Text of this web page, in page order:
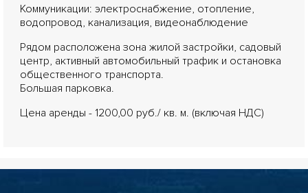
Коммуникации: электроснабжение, отопление,
водопровод, канализация, видеонаблюдение
Рядом расположена зона жилой застройки, садовый
центр, активный автомобильный трафик и остановка
общественного транспорта.
Большая парковка.
Цена аренды - 1200,00 руб./ кв. м. (включая НДС)